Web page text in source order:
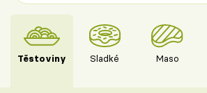
Těstoviny Sladké Maso